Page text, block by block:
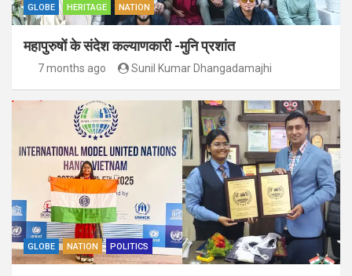
GLOBE HERITAGE NATION
महापुरुषों के संदेश कल्याणकारी -मुनि प्रशांत
7 months ago Sunil Kumar Dhangadamajhi
GLOBE NATION POLITICS